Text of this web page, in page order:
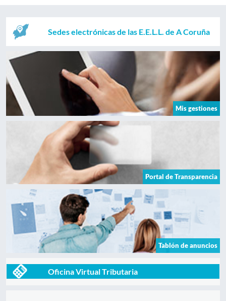
Sedes electrónicas de las E.E.L.L. de A Coruña
Mis gestiones
Portal de Transparencia
Tablón de anuncios
Oficina Virtual Tributaria